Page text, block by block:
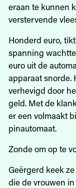
eraan te kunnen
verstervende
Honderd euro,
spanning
euro uit de
apparaat snorde.
verhevigd door
geld. Met de
er een volmaakt
pinautomaat.
Zonde om op te
Geërgerd keek
die de vrouwen